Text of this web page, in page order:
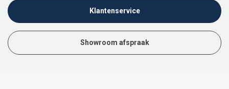
Klantenservice
Showroom afspraak